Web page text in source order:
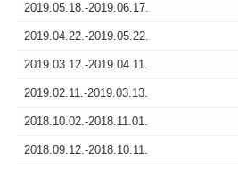
2019.05.18.-2019.06.17.
2019.04.22.-2019.05.22.
2019.03.12.-2019.04.11.
2019.02.11.-2019.03.13.
2018.10.02.-2018.11.01.
2018.09.12.-2018.10.11.